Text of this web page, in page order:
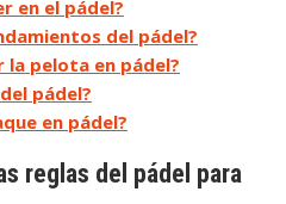
en el pádel?
del pádel?
la pelota en pádel?
pádel?
en pádel?
reglas del pádel para